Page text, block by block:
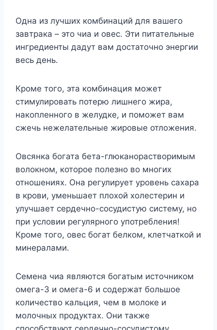
Одна из лучших комбинаций для вашего
завтрака – это чиа и овес. Эти питательные
ингредиенты дадут вам достаточно энергии
весь день.
Кроме того, эта комбинация может
стимулировать потерю лишнего жира,
накопленного в желудке, и поможет вам
сжечь нежелательные жировые отложения.
Овсянка богата бета-глюканорастворимым
волокном, которое полезно во многих
отношениях. Она регулирует уровень сахара
в крови, уменьшает плохой холестерин и
улучшает сердечно-сосудистую систему, но
при условии регулярного употребления!
Кроме того, овес богат белком, клетчаткой и
минералами.
Семена чиа являются богатым источником
омега-3 и омега-6 и содержат большое
количество кальция, чем в молоке и
молочных продуктах. Они также